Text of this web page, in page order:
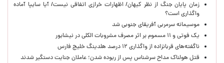
زمان پایان جنگ از نظر کیهان/ اظهارات خرازی اتفاقی نیست/ آیا سایپا آماده
واگذاری است؟
موسیمانه سرمربی آفریقای جنوبی شد
یک فوتی و ۱۱ مسموم بر اثر مصرف مشروبات الکلی در نیشابور
ناگفته‌های قربانزاده از واگذاری ۱۲ درصد هلدینگ خلیج فارس
قتل هولناک مداح سرشناس پس از ربوده شدن؛ عاملان جنایت دستگیر شدند